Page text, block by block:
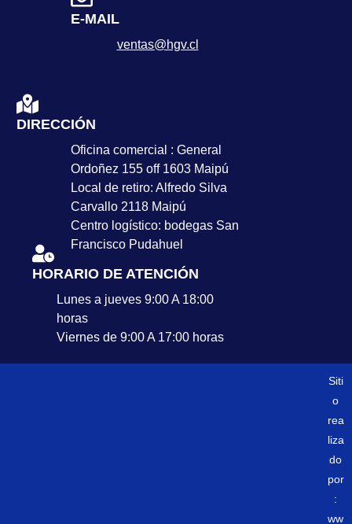
E-MAIL
ventas@hgv.cl
DIRECCIÓN
Oficina comercial : General
Ordoñez 155 off 1603 Maipú
Local de retiro: Alfredo Silva
Carvallo 2118 Maipú
Centro logístico: bodegas San
Francisco Pudahuel
HORARIO DE ATENCIÓN
Lunes a jueves 9:00 A 18:00
horas
Viernes de 9:00 A 17:00 horas
Siti
o
rea
liza
do
por
:
ww